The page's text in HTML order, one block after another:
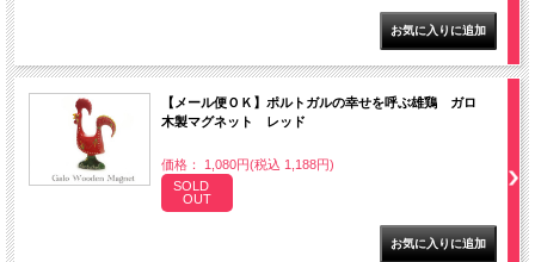
【メール便ＯＫ】ポルトガルの幸せを呼ぶ雄鶏 ガロ
木製マグネット レッド
価格： 1,080円(税込 1,188円)
SOLD
OUT